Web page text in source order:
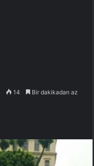
14 Bir dakikadan az